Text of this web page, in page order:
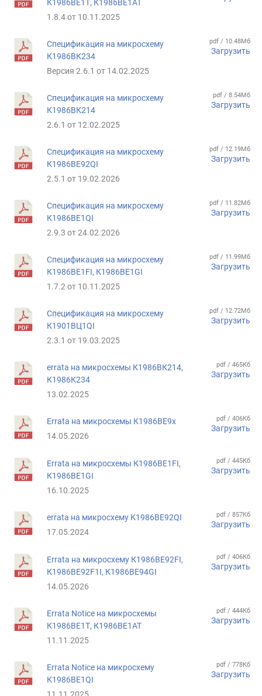
К1986ВЕ1Т, К1986ВЕ1АТ
1.8.4 от 10.11.2025
Спецификация на микросхему
К1986ВК234
Версия 2.6.1 от 14.02.2025
pdf / 10.48Мб
Загрузить
Спецификация на микросхему
К1986ВК214
2.6.1 от 12.02.2025
pdf / 8.54Мб
Загрузить
Спецификация на микросхему
К1986ВЕ92QI
2.5.1 от 19.02.2026
pdf / 12.19Мб
Загрузить
Спецификация на микросхему
К1986ВЕ1QI
2.9.3 от 24.02.2026
pdf / 11.82Мб
Загрузить
Спецификация на микросхему
К1986ВЕ1FI, К1986ВЕ1GI
1.7.2 от 10.11.2025
pdf / 11.99Мб
Загрузить
Спецификация на микросхему
К1901ВЦ1QI
2.3.1 от 19.03.2025
pdf / 12.72Мб
Загрузить
errata на микросхемы К1986ВК214,
К1986К234
13.02.2025
pdf / 465Кб
Загрузить
Errata на микросхемы К1986ВЕ9x
14.05.2026
pdf / 406Кб
Загрузить
Errata на микросхемы К1986ВЕ1FI,
К1986ВЕ1GI
16.10.2025
pdf / 445Кб
Загрузить
errata на микросхему К1986ВЕ92QI
17.05.2024
pdf / 857Кб
Загрузить
Errata на микросхему К1986ВЕ92FI,
К1986ВЕ92F1I, К1986ВЕ94GI
14.05.2026
pdf / 406Кб
Загрузить
Errata Notice на микросхемы
К1986ВЕ1Т, К1986ВЕ1АТ
11.11.2025
pdf / 444Кб
Загрузить
Errata Notice на микросхему
К1986ВЕ1QI
pdf / 778Кб
Загрузить